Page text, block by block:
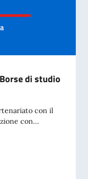
di studio
con il
con...
di studio in Design,